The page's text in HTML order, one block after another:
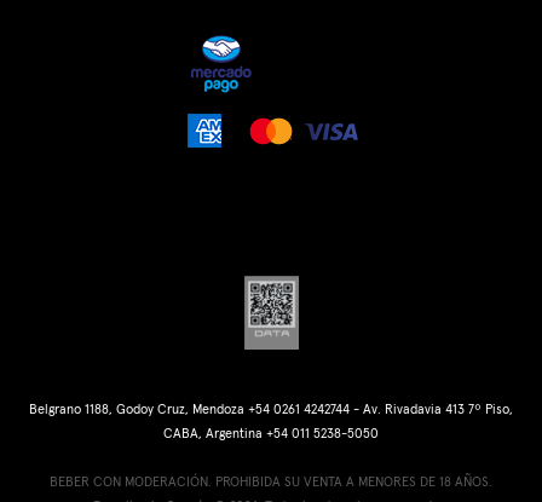
Belgrano 1188, Godoy Cruz, Mendoza +54 0261 4242744 - Av. Rivadavia 413 7º Piso,
CABA, Argentina +54 011 5238-5050
BEBER CON MODERACIÓN. PROHIBIDA SU VENTA A MENORES DE 18 AÑOS.